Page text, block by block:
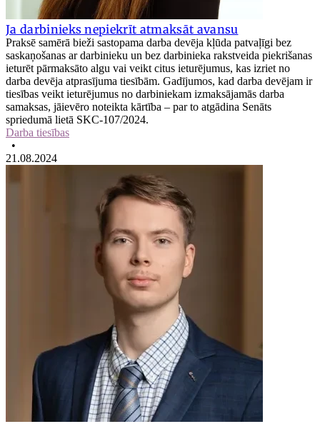
Ja darbinieks nepiekrīt atmaksāt avansu
Praksē samērā bieži sastopama darba devēja kļūda patvaļīgi bez
saskaņošanas ar darbinieku un bez darbinieka rakstveida piekrišanas
ieturēt pārmaksāto algu vai veikt citus ieturējumus, kas izriet no
darba devēja atprasījuma tiesībām. Gadījumos, kad darba devējam ir
tiesības veikt ieturējumus no darbiniekam izmaksājamās darba
samaksas, jāievēro noteikta kārtība – par to atgādina Senāts
spriedumā lietā SKC-107/2024.
Darba tiesības
•
21.08.2024